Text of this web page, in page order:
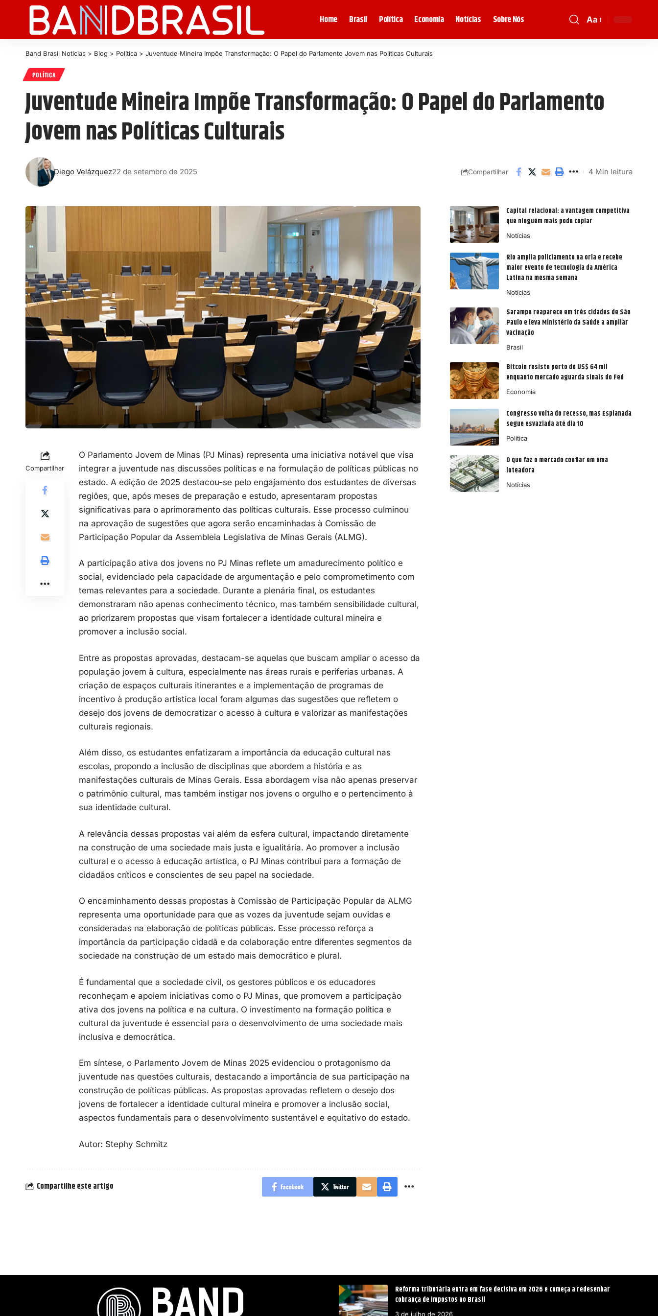
Home Brasil Política Economia Notícias Sobre Nós Aa
Band Brasil Notícias > Blog > Política > Juventude Mineira Impõe Transformação: O Papel do Parlamento Jovem nas Políticas Culturais
POLÍTICA
Juventude Mineira Impõe Transformação: O Papel do Parlamento
Jovem nas Políticas Culturais
Diego Velázquez22 de setembro de 2025 Compartilhar 4 Min leitura
Compartilhar
O Parlamento Jovem de Minas (PJ Minas) representa uma iniciativa notável que visa
integrar a juventude nas discussões políticas e na formulação de políticas públicas no
estado. A edição de 2025 destacou-se pelo engajamento dos estudantes de diversas
regiões, que, após meses de preparação e estudo, apresentaram propostas
significativas para o aprimoramento das políticas culturais. Esse processo culminou
na aprovação de sugestões que agora serão encaminhadas à Comissão de
Participação Popular da Assembleia Legislativa de Minas Gerais (ALMG).
A participação ativa dos jovens no PJ Minas reflete um amadurecimento político e
social, evidenciado pela capacidade de argumentação e pelo comprometimento com
temas relevantes para a sociedade. Durante a plenária final, os estudantes
demonstraram não apenas conhecimento técnico, mas também sensibilidade cultural,
ao priorizarem propostas que visam fortalecer a identidade cultural mineira e
promover a inclusão social.
Entre as propostas aprovadas, destacam-se aquelas que buscam ampliar o acesso da
população jovem à cultura, especialmente nas áreas rurais e periferias urbanas. A
criação de espaços culturais itinerantes e a implementação de programas de
incentivo à produção artística local foram algumas das sugestões que refletem o
desejo dos jovens de democratizar o acesso à cultura e valorizar as manifestações
culturais regionais.
Além disso, os estudantes enfatizaram a importância da educação cultural nas
escolas, propondo a inclusão de disciplinas que abordem a história e as
manifestações culturais de Minas Gerais. Essa abordagem visa não apenas preservar
o patrimônio cultural, mas também instigar nos jovens o orgulho e o pertencimento à
sua identidade cultural.
A relevância dessas propostas vai além da esfera cultural, impactando diretamente
na construção de uma sociedade mais justa e igualitária. Ao promover a inclusão
cultural e o acesso à educação artística, o PJ Minas contribui para a formação de
cidadãos críticos e conscientes de seu papel na sociedade.
O encaminhamento dessas propostas à Comissão de Participação Popular da ALMG
representa uma oportunidade para que as vozes da juventude sejam ouvidas e
consideradas na elaboração de políticas públicas. Esse processo reforça a
importância da participação cidadã e da colaboração entre diferentes segmentos da
sociedade na construção de um estado mais democrático e plural.
É fundamental que a sociedade civil, os gestores públicos e os educadores
reconheçam e apoiem iniciativas como o PJ Minas, que promovem a participação
ativa dos jovens na política e na cultura. O investimento na formação política e
cultural da juventude é essencial para o desenvolvimento de uma sociedade mais
inclusiva e democrática.
Em síntese, o Parlamento Jovem de Minas 2025 evidenciou o protagonismo da
juventude nas questões culturais, destacando a importância de sua participação na
construção de políticas públicas. As propostas aprovadas refletem o desejo dos
jovens de fortalecer a identidade cultural mineira e promover a inclusão social,
aspectos fundamentais para o desenvolvimento sustentável e equitativo do estado.
Autor: Stephy Schmitz
Compartilhe este artigo Facebook Twitter
Capital relacional: a vantagem competitiva
que ninguém mais pode copiar
Notícias
Rio amplia policiamento na orla e recebe
maior evento de tecnologia da América
Latina na mesma semana
Notícias
Sarampo reaparece em três cidades de São
Paulo e leva Ministério da Saúde a ampliar
vacinação
Brasil
Bitcoin resiste perto de US$ 64 mil
enquanto mercado aguarda sinais do Fed
Economia
Congresso volta do recesso, mas Esplanada
segue esvaziada até dia 10
Política
O que faz o mercado confiar em uma
loteadora
Notícias
Reforma tributária entra em fase decisiva em 2026 e começa a redesenhar
cobrança de impostos no Brasil
3 de julho de 2026